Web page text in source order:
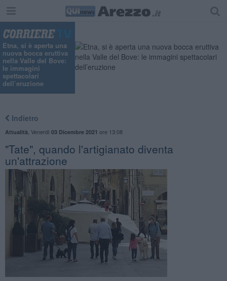
Etna, si è aperta una
nuova bocca eruttiva
nella Valle del Bove:
le immagini
spettacolari
dell’eruzione
Indietro
Attualità Venerdì 03 Dicembre 2021 ore 13:08
"Tate", quando l'artigianato diventa
un'attrazione